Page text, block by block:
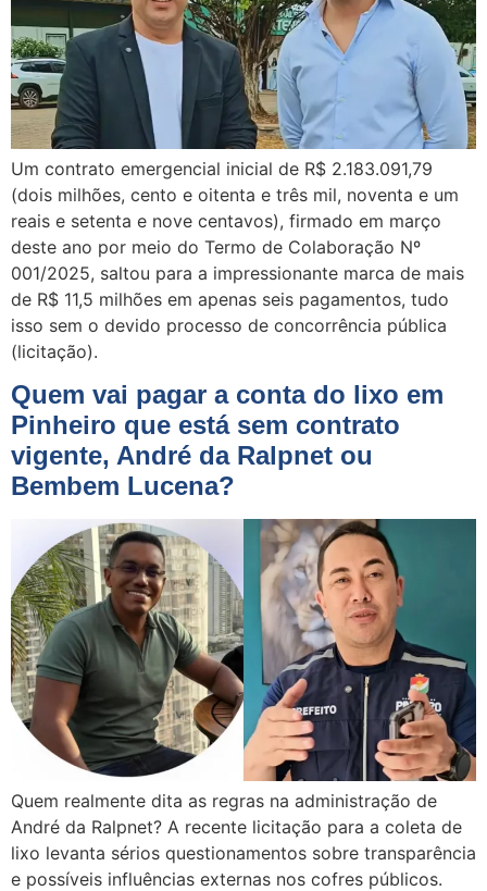
Um contrato emergencial inicial de R$ 2.183.091,79
(dois milhões, cento e oitenta e três mil, noventa e um
reais e setenta e nove centavos), firmado em março
deste ano por meio do Termo de Colaboração Nº
001/2025, saltou para a impressionante marca de mais
de R$ 11,5 milhões em apenas seis pagamentos, tudo
isso sem o devido processo de concorrência pública
(licitação).
Quem vai pagar a conta do lixo em
Pinheiro que está sem contrato
vigente, André da Ralpnet ou
Bembem Lucena?
Quem realmente dita as regras na administração de
André da Ralpnet? A recente licitação para a coleta de
lixo levanta sérios questionamentos sobre transparência
e possíveis influências externas nos cofres públicos.